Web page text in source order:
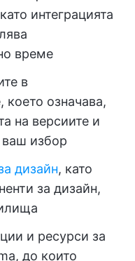
интеграцията
време
в
което означава,
на версиите и
избор
дизайн, като
за дизайн,
и ресурси за
до които